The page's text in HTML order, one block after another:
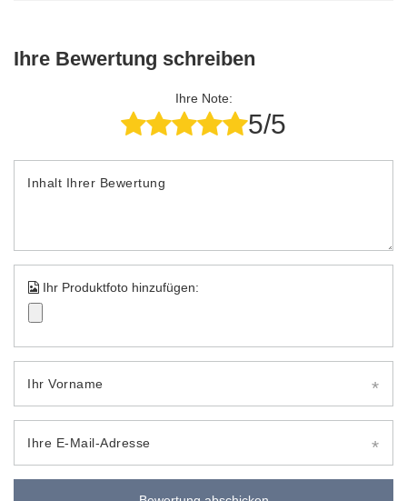
Ihre Bewertung schreiben
Ihre Note:
5/5
Inhalt Ihrer Bewertung
Ihr Produktfoto hinzufügen:
Ihr Vorname
Ihre E-Mail-Adresse